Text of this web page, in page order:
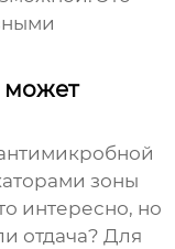
может
зоны
интересно, но
отдача? Для